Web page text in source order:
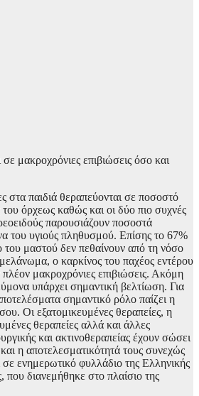
σε μακροχρόνιες επιβιώσεις όσο και
στα παιδιά θεραπεύονται σε ποσοστό
όρχεως καθώς και οι δύο πιο συχνές
παρουσιάζουν ποσοστά
του υγιούς πληθυσμού. Επίσης το 67%
του μαστού δεν πεθαίνουν από τη νόσο
ο καρκίνος του παχέος εντέρου
πλέον μακροχρόνιες επιβιώσεις. Ακόμη
υπάρχει σημαντική βελτίωση. Για
σημαντικό ρόλο παίζει η
Οι εξατομικευμένες θεραπείες, η
θεραπείες αλλά και άλλες
και ακτινοθεραπείας έχουν σώσει
η αποτελεσματικότητά τους συνεχώς
σε ενημερωτικό φυλλάδιο της Ελληνικής
που διανεμήθηκε στο πλαίσιο της